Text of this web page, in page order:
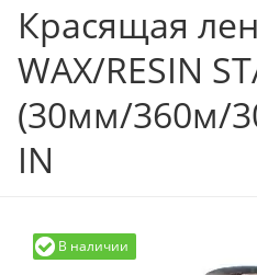
Красящая
WAX/RESIN
(30мм/360м/
IN
В наличии